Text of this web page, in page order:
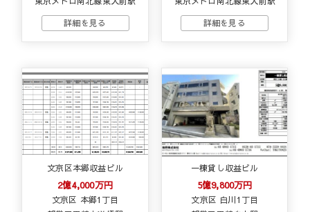
文京区本郷収益ビル
2億4,000万円
文京区 本郷1丁目
一棟貸し収益ビル
5億9,800万円
文京区 白川1丁目